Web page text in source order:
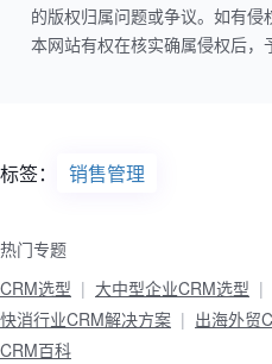
的版权归属问题或争议。如有侵
本网站有权在核实确属侵权后，
标签： 销售管理
热门专题
CRM选型
大中型企业CRM选型
快消行业CRM解决方案
出海外贸
CRM百科